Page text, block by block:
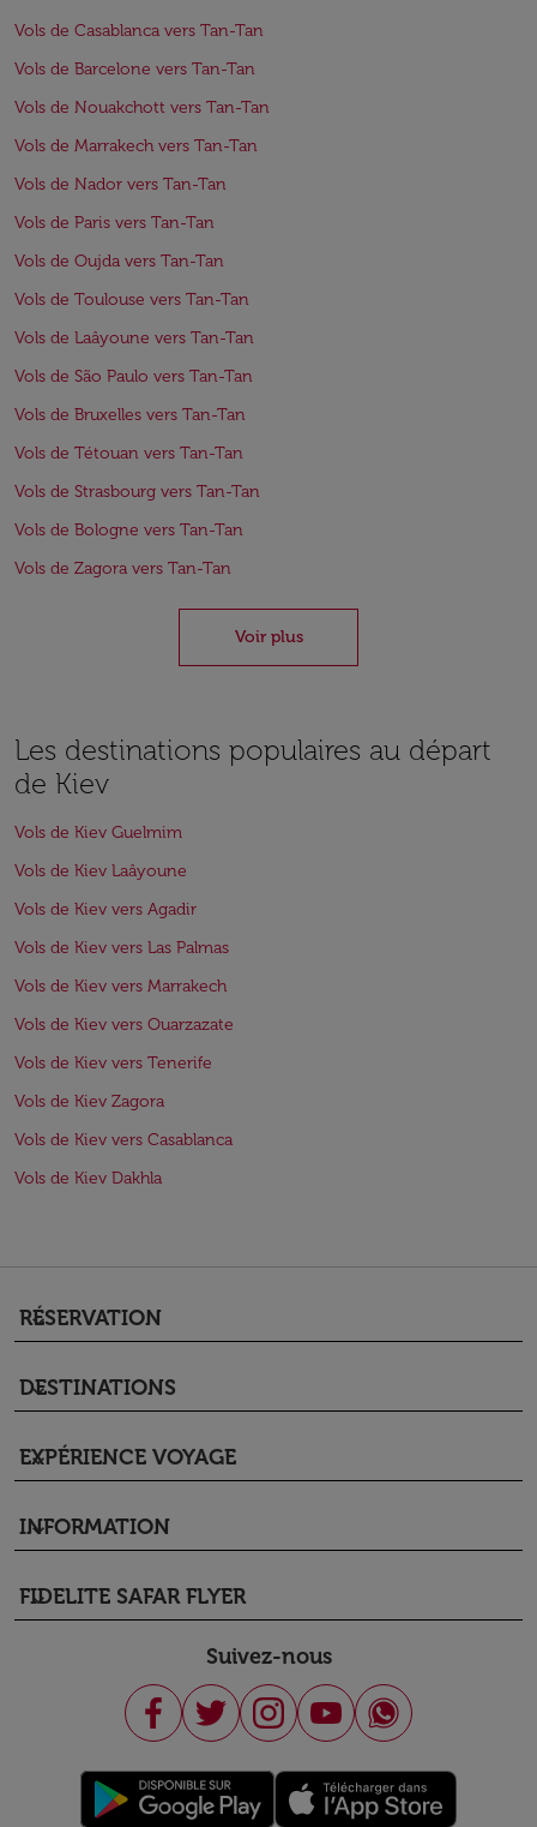
Vols de Casablanca vers Tan-Tan
Vols de Barcelone vers Tan-Tan
Vols de Nouakchott vers Tan-Tan
Vols de Marrakech vers Tan-Tan
Vols de Nador vers Tan-Tan
Vols de Paris vers Tan-Tan
Vols de Oujda vers Tan-Tan
Vols de Toulouse vers Tan-Tan
Vols de Laâyoune vers Tan-Tan
Vols de São Paulo vers Tan-Tan
Vols de Bruxelles vers Tan-Tan
Vols de Tétouan vers Tan-Tan
Vols de Strasbourg vers Tan-Tan
Vols de Bologne vers Tan-Tan
Vols de Zagora vers Tan-Tan
Voir plus
Les destinations populaires au départ
de Kiev
Vols de Kiev Guelmim
Vols de Kiev Laâyoune
Vols de Kiev vers Agadir
Vols de Kiev vers Las Palmas
Vols de Kiev vers Marrakech
Vols de Kiev vers Ouarzazate
Vols de Kiev vers Tenerife
Vols de Kiev Zagora
Vols de Kiev vers Casablanca
Vols de Kiev Dakhla
RÉSERVATION
keyboard_arrow_down
DESTINATIONS
keyboard_arrow_down
EXPÉRIENCE VOYAGE
keyboard_arrow_down
INFORMATION
keyboard_arrow_down
FIDELITE SAFAR FLYER
keyboard_arrow_down
Suivez-nous